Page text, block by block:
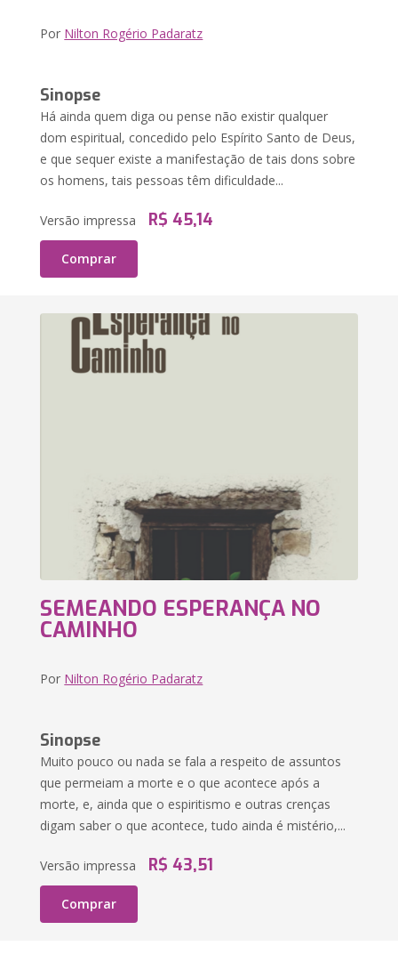
Por Nilton Rogério Padaratz
Sinopse
Há ainda quem diga ou pense não existir qualquer
dom espiritual, concedido pelo Espírito Santo de Deus,
e que sequer existe a manifestação de tais dons sobre
os homens, tais pessoas têm dificuldade...
Versão impressa R$ 45,14
Comprar
SEMEANDO ESPERANÇA NO
CAMINHO
Por Nilton Rogério Padaratz
Sinopse
Muito pouco ou nada se fala a respeito de assuntos
que permeiam a morte e o que acontece após a
morte, e, ainda que o espiritismo e outras crenças
digam saber o que acontece, tudo ainda é mistério,...
Versão impressa R$ 43,51
Comprar